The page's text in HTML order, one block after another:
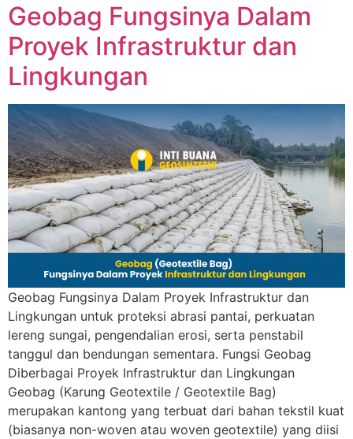
Geobag Fungsinya Dalam
Proyek Infrastruktur dan
Lingkungan
Geobag Fungsinya Dalam Proyek Infrastruktur dan
Lingkungan untuk proteksi abrasi pantai, perkuatan
lereng sungai, pengendalian erosi, serta penstabil
tanggul dan bendungan sementara. Fungsi Geobag
Diberbagai Proyek Infrastruktur dan Lingkungan
Geobag (Karung Geotextile / Geotextile Bag)
merupakan kantong yang terbuat dari bahan tekstil kuat
(biasanya non-woven atau woven geotextile) yang diisi